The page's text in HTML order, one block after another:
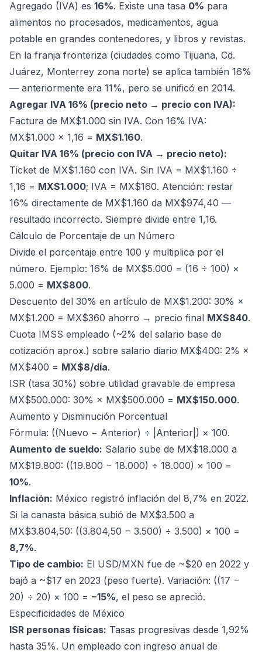
Agregado (IVA) es 16%. Existe una tasa 0% para
alimentos no procesados, medicamentos, agua
potable en grandes contenedores, y libros y revistas.
En la franja fronteriza (ciudades como Tijuana, Cd.
Juárez, Monterrey zona norte) se aplica también 16%
— anteriormente era 11%, pero se unificó en 2014.
Agregar IVA 16% (precio neto → precio con IVA):
Factura de MX$1.000 sin IVA. Con 16% IVA:
MX$1.000 × 1,16 = MX$1.160.
Quitar IVA 16% (precio con IVA → precio neto):
Ticket de MX$1.160 con IVA. Sin IVA = MX$1.160 ÷
1,16 = MX$1.000; IVA = MX$160. Atención: restar
16% directamente de MX$1.160 da MX$974,40 —
resultado incorrecto. Siempre divide entre 1,16.
Cálculo de Porcentaje de un Número
Divide el porcentaje entre 100 y multiplica por el
número. Ejemplo: 16% de MX$5.000 = (16 ÷ 100) ×
5.000 = MX$800.
Descuento del 30% en artículo de MX$1.200: 30% ×
MX$1.200 = MX$360 ahorro → precio final MX$840.
Cuota IMSS empleado (~2% del salario base de
cotización aprox.) sobre salario diario MX$400: 2% ×
MX$400 = MX$8/día.
ISR (tasa 30%) sobre utilidad gravable de empresa
MX$500.000: 30% × MX$500.000 = MX$150.000.
Aumento y Disminución Porcentual
Fórmula: ((Nuevo − Anterior) ÷ |Anterior|) × 100.
Aumento de sueldo: Salario sube de MX$18.000 a
MX$19.800: ((19.800 − 18.000) ÷ 18.000) × 100 =
10%.
Inflación: México registró inflación del 8,7% en 2022.
Si la canasta básica subió de MX$3.500 a
MX$3.804,50: ((3.804,50 − 3.500) ÷ 3.500) × 100 =
8,7%.
Tipo de cambio: El USD/MXN fue de ~$20 en 2022 y
bajó a ~$17 en 2023 (peso fuerte). Variación: ((17 −
20) ÷ 20) × 100 = −15%, el peso se apreció.
Especificidades de México
ISR personas físicas: Tasas progresivas desde 1,92%
hasta 35%. Un empleado con ingreso anual de